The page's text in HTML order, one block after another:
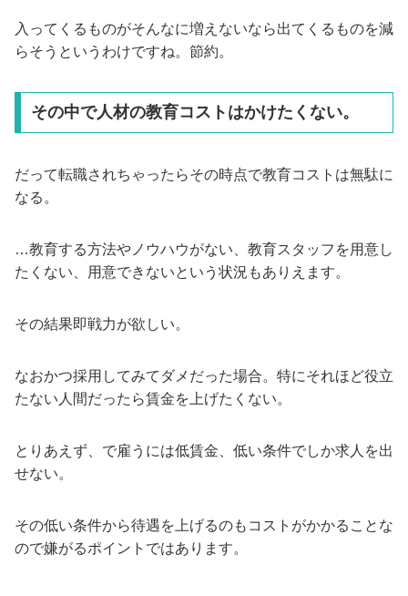
入ってくるものがそんなに増えないなら出てくるものを減
らそうというわけですね。節約。
その中で人材の教育コストはかけたくない。
だって転職されちゃったらその時点で教育コストは無駄に
なる。
…教育する方法やノウハウがない、教育スタッフを用意し
たくない、用意できないという状況もありえます。
その結果即戦力が欲しい。
なおかつ採用してみてダメだった場合。特にそれほど役立
たない人間だったら賃金を上げたくない。
とりあえず、で雇うには低賃金、低い条件でしか求人を出
せない。
その低い条件から待遇を上げるのもコストがかかることな
ので嫌がるポイントではあります。